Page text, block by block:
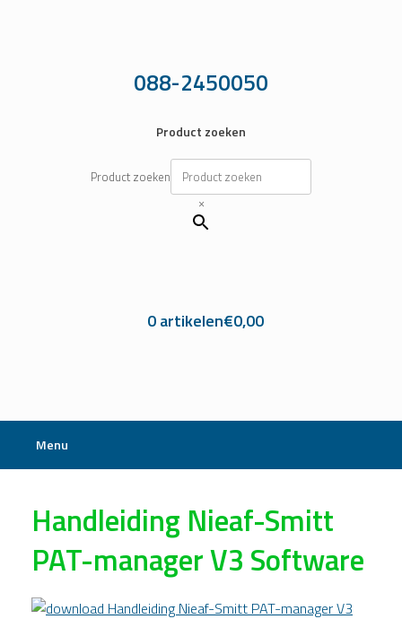
088-2450050
Product zoeken
Product zoeken
×
0 artikelen€0,00
Menu
Handleiding Nieaf-Smitt
PAT-manager V3 Software